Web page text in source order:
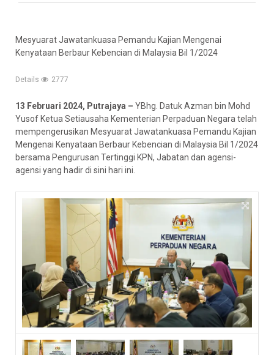
Mesyuarat Jawatankuasa Pemandu Kajian Mengenai
Kenyataan Berbaur Kebencian di Malaysia Bil 1/2024
Details 2777
13 Februari 2024, Putrajaya – YBhg. Datuk Azman bin Mohd
Yusof Ketua Setiausaha Kementerian Perpaduan Negara telah
mempengerusikan Mesyuarat Jawatankuasa Pemandu Kajian
Mengenai Kenyataan Berbaur Kebencian di Malaysia Bil 1/2024
bersama Pengurusan Tertinggi KPN, Jabatan dan agensi-
agensi yang hadir di sini hari ini.